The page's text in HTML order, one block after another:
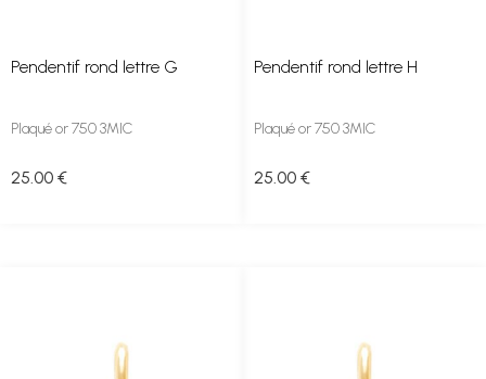
Pendentif rond lettre G
Plaqué or 750 3MIC
25 .00 €
Pendentif rond lettre H
Plaqué or 750 3MIC
25 .00 €